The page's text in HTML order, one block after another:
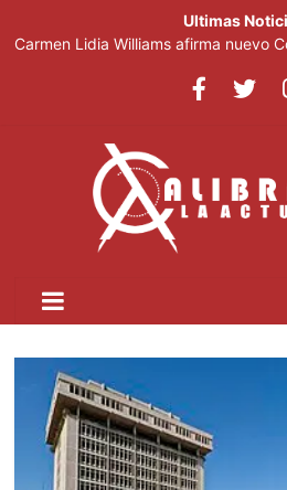
Ultimas
Carmen Lidia Williams afirma nuevo
El Festival Internacional del
violencia contra niñas, niños y mujeres
Kamilolf indetenible con tema “No lo
Presidente Abinader abrirá XVI
dirección de proyectos de PMI